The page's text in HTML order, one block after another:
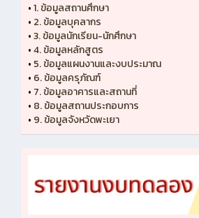
•1. ข้อมูลสถานศึกษา
• 2. ข้อมูลบุคลากร
•3. ข้อมูลนักเรียน-นักศึกษา
•4. ข้อมูลหลักสูตร
• 5. ข้อมูลแผนงานและงบประมาณ
• 6. ข้อมูลครุภัณฑ์
• 7. ข้อมูลอาคารและสถานที่
• 8. ข้อมูลสถานประกอบการ
• 9. ข้อมูลจังหวัดพะเยา